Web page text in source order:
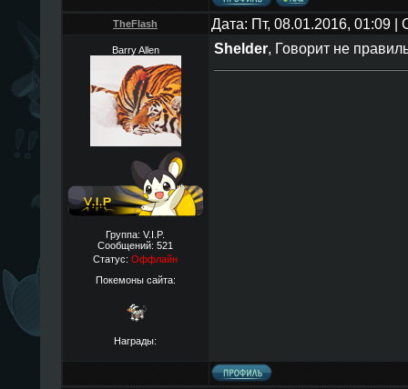
TheFlаsh Дата: Пт, 08.01.2016, 01:09
Barry Allen
Группа: V.I.P.
Сообщений: 521
Статус: Оффлайн
Покемоны сайта:
Награды:
Shelder, Говорит не